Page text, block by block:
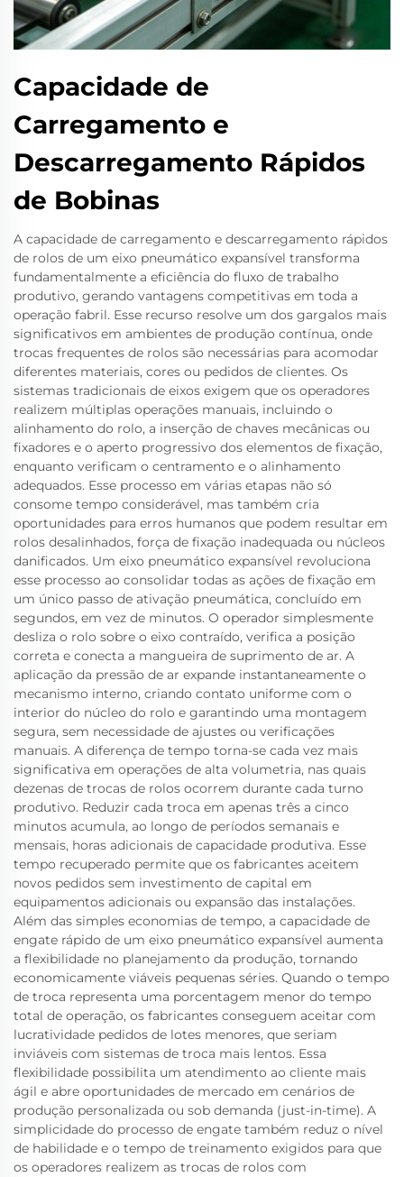
Capacidade de
Carregamento e
Descarregamento Rápidos
de Bobinas
A capacidade de carregamento e descarregamento rápidos
de rolos de um eixo pneumático expansível transforma
fundamentalmente a eficiência do fluxo de trabalho
produtivo, gerando vantagens competitivas em toda a
operação fabril. Esse recurso resolve um dos gargalos mais
significativos em ambientes de produção contínua, onde
trocas frequentes de rolos são necessárias para acomodar
diferentes materiais, cores ou pedidos de clientes. Os
sistemas tradicionais de eixos exigem que os operadores
realizem múltiplas operações manuais, incluindo o
alinhamento do rolo, a inserção de chaves mecânicas ou
fixadores e o aperto progressivo dos elementos de fixação,
enquanto verificam o centramento e o alinhamento
adequados. Esse processo em várias etapas não só
consome tempo considerável, mas também cria
oportunidades para erros humanos que podem resultar em
rolos desalinhados, força de fixação inadequada ou núcleos
danificados. Um eixo pneumático expansível revoluciona
esse processo ao consolidar todas as ações de fixação em
um único passo de ativação pneumática, concluído em
segundos, em vez de minutos. O operador simplesmente
desliza o rolo sobre o eixo contraído, verifica a posição
correta e conecta a mangueira de suprimento de ar. A
aplicação da pressão de ar expande instantaneamente o
mecanismo interno, criando contato uniforme com o
interior do núcleo do rolo e garantindo uma montagem
segura, sem necessidade de ajustes ou verificações
manuais. A diferença de tempo torna-se cada vez mais
significativa em operações de alta volumetria, nas quais
dezenas de trocas de rolos ocorrem durante cada turno
produtivo. Reduzir cada troca em apenas três a cinco
minutos acumula, ao longo de períodos semanais e
mensais, horas adicionais de capacidade produtiva. Esse
tempo recuperado permite que os fabricantes aceitem
novos pedidos sem investimento de capital em
equipamentos adicionais ou expansão das instalações.
Além das simples economias de tempo, a capacidade de
engate rápido de um eixo pneumático expansível aumenta
a flexibilidade no planejamento da produção, tornando
economicamente viáveis pequenas séries. Quando o tempo
de troca representa uma porcentagem menor do tempo
total de operação, os fabricantes conseguem aceitar com
lucratividade pedidos de lotes menores, que seriam
inviáveis com sistemas de troca mais lentos. Essa
flexibilidade possibilita um atendimento ao cliente mais
ágil e abre oportunidades de mercado em cenários de
produção personalizada ou sob demanda (just-in-time). A
simplicidade do processo de engate também reduz o nível
de habilidade e o tempo de treinamento exigidos para que
os operadores realizem as trocas de rolos com